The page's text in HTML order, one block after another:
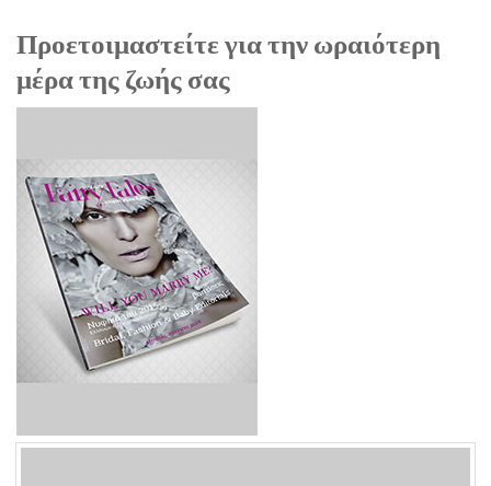
Προετοιμαστείτε για την ωραιότερη
μέρα της ζωής σας